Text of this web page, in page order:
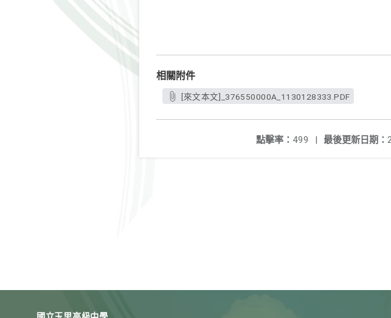
相關附件
[來文本文]_376550000A_1130128333.PDF
最後更新日期：
點擊率： 499 |